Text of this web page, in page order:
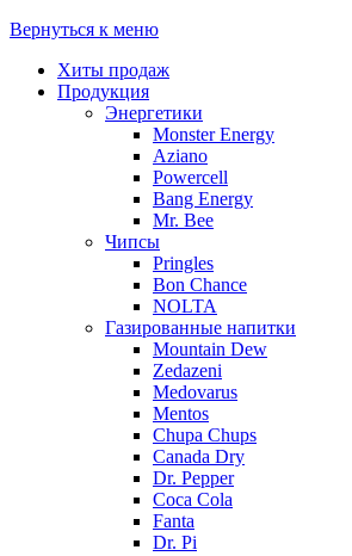
Вернуться к меню
Хиты продаж
Продукция
Энергетики
Monster Energy
Aziano
Powercell
Bang Energy
Mr. Bee
Чипсы
Pringles
Bon Chance
NOLTA
Газированные напитки
Mountain Dew
Zedazeni
Medovarus
Mentos
Chupa Chups
Canada Dry
Dr. Pepper
Coca Cola
Fanta
Dr. Pi